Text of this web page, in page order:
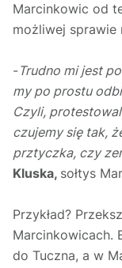
Marcinkowic od
możliwej
-Trudno mi jest
my po prostu
Czyli,
czujemy się tak,
prztyczka, czy
Kluska, sołtys
Przykład?
Marcinkowicach.
do Tuczna, a w